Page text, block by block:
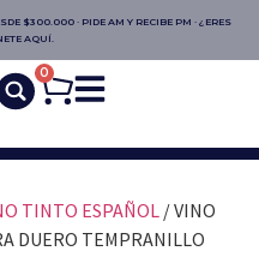
$300.000 · PIDE AM Y RECIBE PM · ¿ERES
AQUÍ.
0
TINTO ESPAÑOL / VINO
DUERO TEMPRANILLO